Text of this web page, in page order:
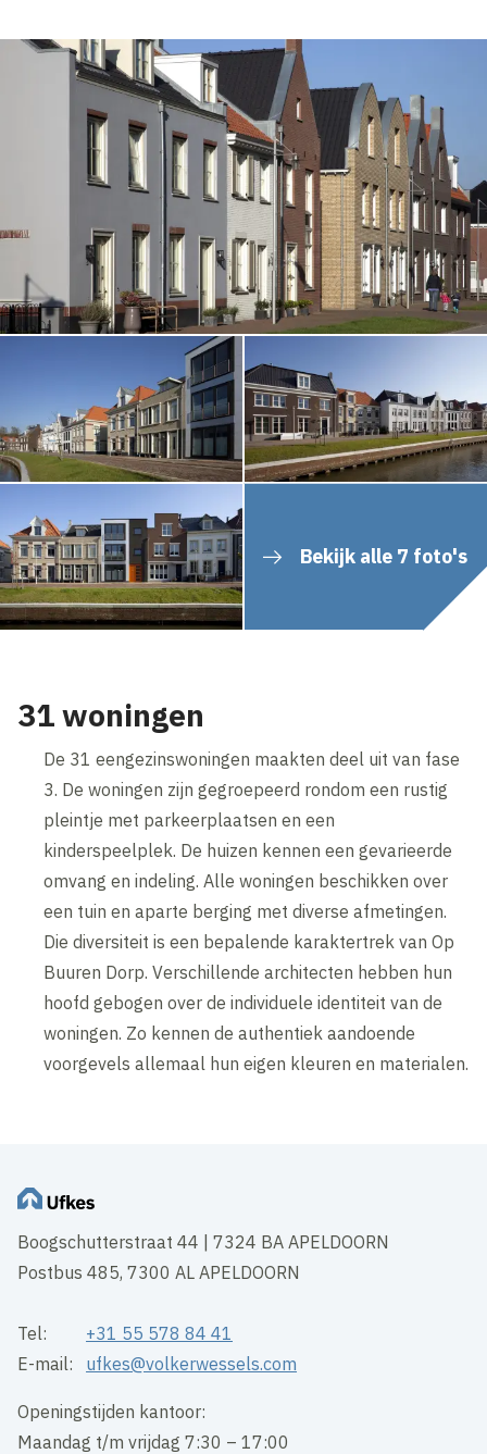
Bekijk alle 7 foto's
31 woningen
De 31 eengezinswoningen maakten deel uit van fase
3. De woningen zijn gegroepeerd rondom een rustig
pleintje met parkeerplaatsen en een
kinderspeelplek. De huizen kennen een gevarieerde
omvang en indeling. Alle woningen beschikken over
een tuin en aparte berging met diverse afmetingen.
Die diversiteit is een bepalende karaktertrek van Op
Buuren Dorp. Verschillende architecten hebben hun
hoofd gebogen over de individuele identiteit van de
woningen. Zo kennen de authentiek aandoende
voorgevels allemaal hun eigen kleuren en materialen.
Boogschutterstraat 44 | 7324 BA APELDOORN
Postbus 485, 7300 AL APELDOORN
Tel: +31 55 578 84 41
E-mail: ufkes@volkerwessels.com
Openingstijden kantoor:
Maandag t/m vrijdag 7:30 – 17:00